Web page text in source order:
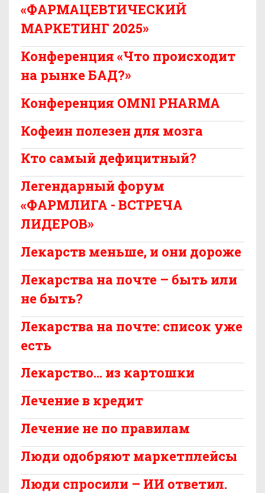
«ФАРМАЦЕВТИЧЕСКИЙ
МАРКЕТИНГ 2025»
Конференция «Что происходит
на рынке БАД?»
Конференция OMNI PHARMA
Кофеин полезен для мозга
Кто самый дефицитный?
Легендарный форум
«ФАРМЛИГА - ВСТРЕЧА
ЛИДЕРОВ»
Лекарств меньше, и они дороже
Лекарства на почте – быть или
не быть?
Лекарства на почте: список уже
есть
Лекарство… из картошки
Лечение в кредит
Лечение не по правилам
Люди одобряют маркетплейсы
Люди спросили – ИИ ответил.